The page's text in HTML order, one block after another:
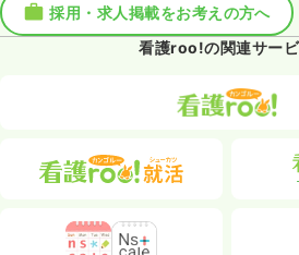
採用・求人掲載をお考えの方へ
看護roo!の関連サー